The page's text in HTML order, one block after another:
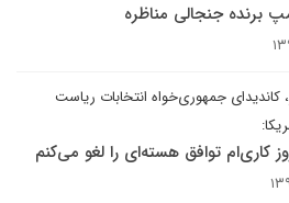
برنده جنجالی مناظره
کاندیدای جمهوری‌خواه انتخابات ریاست
کاری‌ام توافق هسته‌ای را لغو می‌کنم